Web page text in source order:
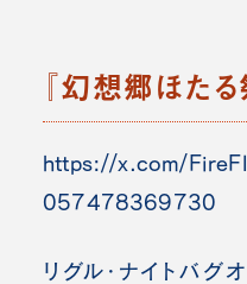
『幻想郷ほた
https://x.com/
057478369730
リグル・ナイトバグ